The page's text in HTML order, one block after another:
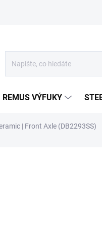
REMUS VÝFUKY
| Front Axle (DB2293SS)